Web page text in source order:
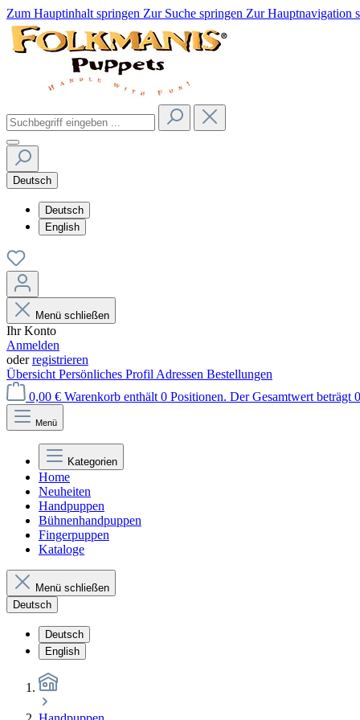
Zum Hauptinhalt springen Zur Suche springen Zur Hauptnavigation
Deutsch
Deutsch
English
Menü schließen
Ihr Konto
Anmelden
oderregistrieren
Übersicht Persönliches Profil Adressen Bestellungen
0,00 € Warenkorb enthält 0 Positionen. Der Gesamtwert beträgt
Menü
Kategorien
Home
Neuheiten
Handpuppen
Bühnenhandpuppen
Fingerpuppen
Kataloge
Menü schließen
Deutsch
Deutsch
English